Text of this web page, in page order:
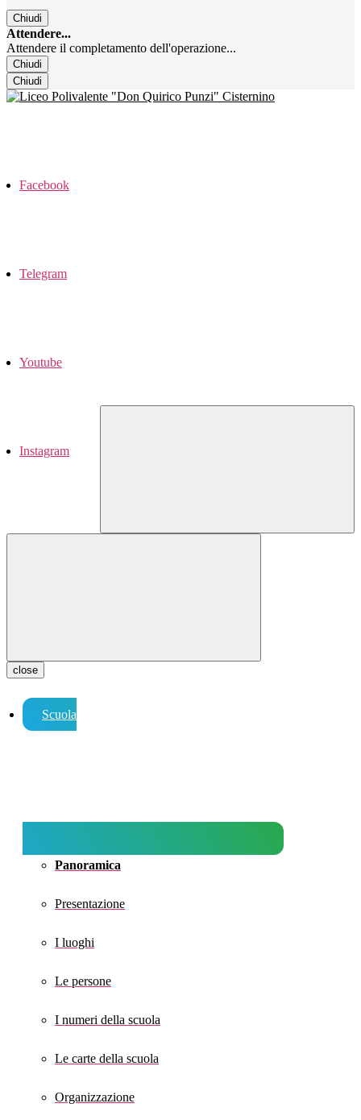
Chiudi
Attendere...
Attendere il completamento dell'operazione...
Chiudi
Chiudi
Facebook
Telegram
Youtube
Instagram
close
Scuola
Panoramica
Presentazione
I luoghi
Le persone
I numeri della scuola
Le carte della scuola
Organizzazione